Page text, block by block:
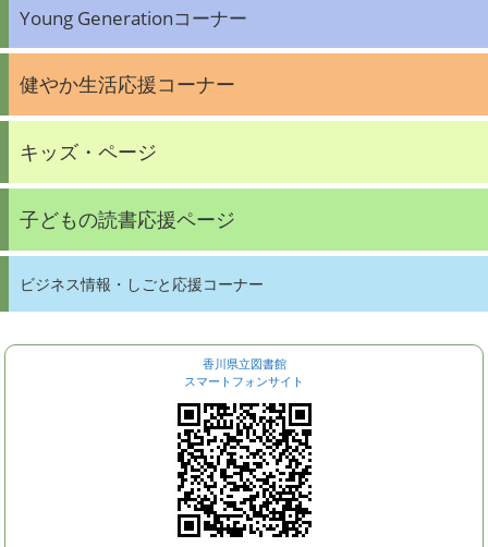
Young Generationコーナー
健やか生活応援コーナー
キッズ・ページ
子どもの読書応援ページ
ビジネス情報・しごと応援コーナー
香川県立図書館
スマートフォンサイト